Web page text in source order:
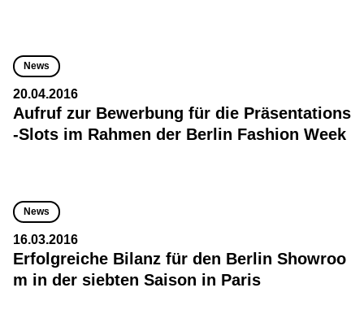
News
20.04.2016
Aufruf zur Bewerbung für die Präsentations
-Slots im Rahmen der Berlin Fashion Week
News
16.03.2016
Erfolgreiche Bilanz für den Berlin Showroo
m in der siebten Saison in Paris